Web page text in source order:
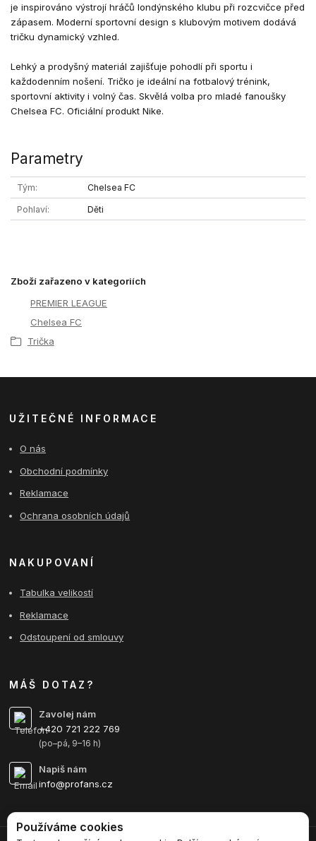
je inspirováno výstrojí hráčů londýnského klubu při rozcvičce před
zápasem. Moderní sportovní design s klubovým motivem dodává
tričku dynamický vzhled.
Lehký a prodyšný materiál zajišťuje pohodlí při sportu i
každodenním nošení. Tričko je ideální na fotbalový trénink,
sportovní aktivity i volný čas. Skvělá volba pro mladé fanoušky
Chelsea FC. Oficiální produkt Nike.
Parametry
Tým Chelsea FC
Pohlaví Děti
Zboží zařazeno v kategoriích
PREMIER LEAGUE
Chelsea FC
Trička
UŽITEČNÉ INFORMACE
O nás
Obchodní podmínky
Reklamace
Ochrana osobních údajů
NAKUPOVANÍ
Tabulka velikostí
Reklamace
Odstoupení od smlouvy
MÁŠ DOTAZ?
Zavolej nám
+420 721 222 769
(po–pá, 9–16 h)
Napiš nám
info@profans.cz
Používáme cookies